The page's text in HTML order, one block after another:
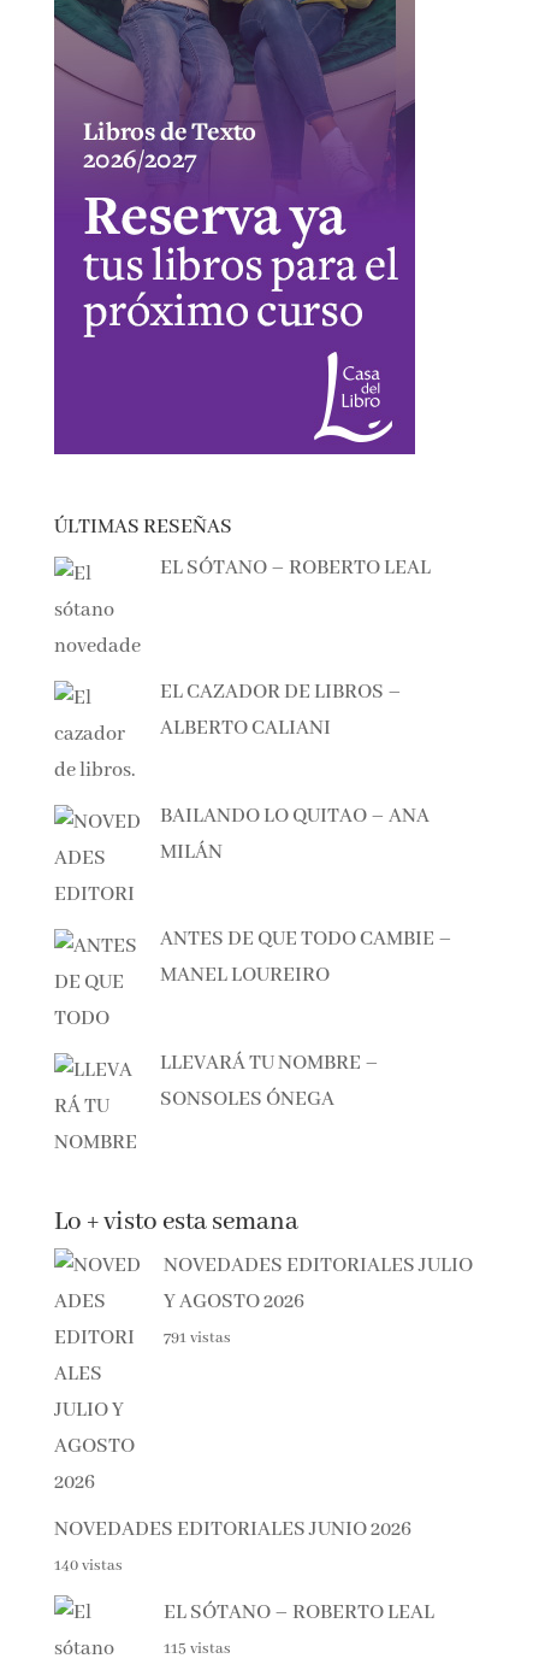
ÚLTIMAS RESEÑAS
EL SÓTANO – ROBERTO LEAL
EL CAZADOR DE LIBROS –
ALBERTO CALIANI
BAILANDO LO QUITAO – ANA
MILÁN
ANTES DE QUE TODO CAMBIE –
MANEL LOUREIRO
LLEVARÁ TU NOMBRE –
SONSOLES ÓNEGA
Lo + visto esta semana
NOVEDADES EDITORIALES JULIO
Y AGOSTO 2026
791 vistas
NOVEDADES EDITORIALES JUNIO 2026
140 vistas
EL SÓTANO – ROBERTO LEAL
115 vistas